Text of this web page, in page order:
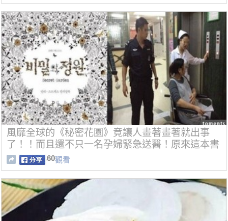
風靡全球的《秘密花園》竟讓人畫著畫著就出事
了！！而且還不只一名孕婦緊急送醫！原來這本書
竟不能減壓！！
60觀看